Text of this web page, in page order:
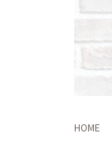
HOME